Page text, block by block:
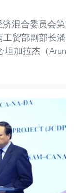
混合委员会第
贸部副部长潘
坦加拉杰（Arun